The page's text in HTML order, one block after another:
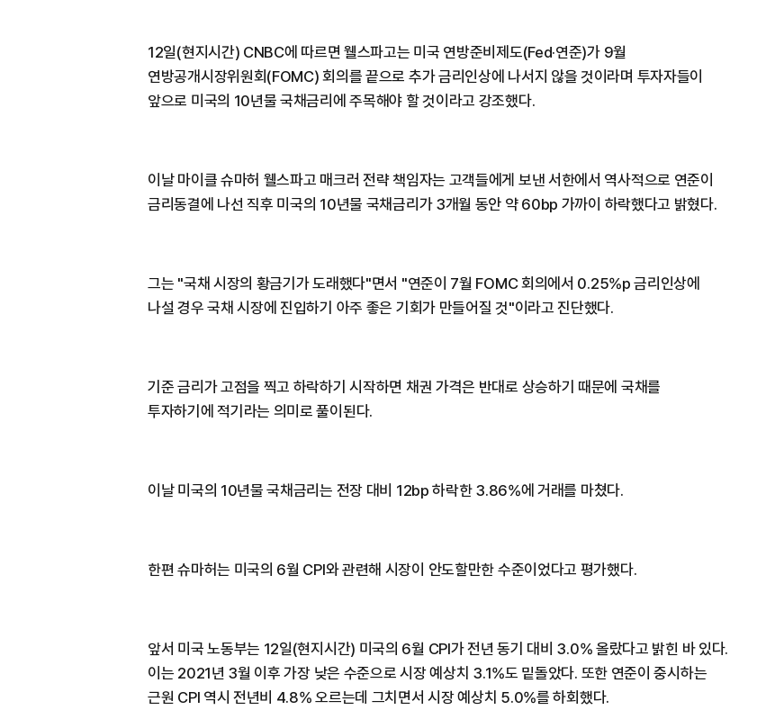
12일(현지시간) CNBC에 따르면 웰스파고는 미국 연방준비제도(Fed·연준)가 9월
연방공개시장위원회(FOMC) 회의를 끝으로 추가 금리인상에 나서지 않을 것이라며 투자자들이
앞으로 미국의 10년물 국채금리에 주목해야 할 것이라고 강조했다.
이날 마이클 슈마허 웰스파고 매크러 전략 책임자는 고객들에게 보낸 서한에서 역사적으로 연준이
금리동결에 나선 직후 미국의 10년물 국채금리가 3개월 동안 약 60bp 가까이 하락했다고 밝혔다.
그는 "국채 시장의 황금기가 도래했다"면서 "연준이 7월 FOMC 회의에서 0.25%p 금리인상에
나설 경우 국채 시장에 진입하기 아주 좋은 기회가 만들어질 것"이라고 진단했다.
기준 금리가 고점을 찍고 하락하기 시작하면 채권 가격은 반대로 상승하기 때문에 국채를
투자하기에 적기라는 의미로 풀이된다.
이날 미국의 10년물 국채금리는 전장 대비 12bp 하락한 3.86%에 거래를 마쳤다.
한편 슈마허는 미국의 6월 CPI와 관련해 시장이 안도할만한 수준이었다고 평가했다.
앞서 미국 노동부는 12일(현지시간) 미국의 6월 CPI가 전년 동기 대비 3.0% 올랐다고 밝힌 바 있다.
이는 2021년 3월 이후 가장 낮은 수준으로 시장 예상치 3.1%도 밑돌았다. 또한 연준이 중시하는
근원 CPI 역시 전년비 4.8% 오르는데 그치면서 시장 예상치 5.0%를 하회했다.